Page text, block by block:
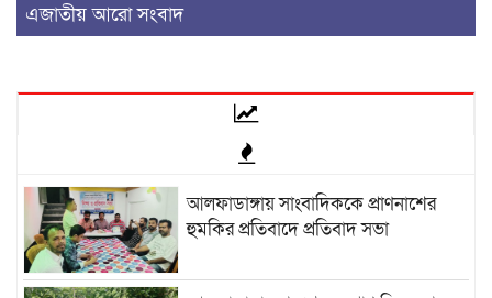
এজাতীয় আরো সংবাদ
আলফাডাঙ্গায় সাংবাদিককে প্রাণনাশের
হুমকির প্রতিবাদে প্রতিবাদ সভা